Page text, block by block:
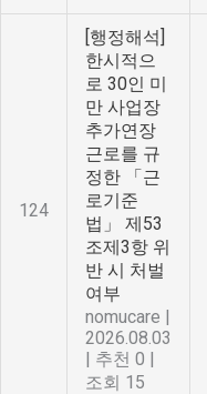
124
[행정해석]
한시적으
로 30인 미
만 사업장
추가연장
근로를 규
정한 「근
로기준
법」 제53
조제3항 위
반 시 처벌
여부
nomucare |
2026.08.03
| 추천 0 |
조회 15